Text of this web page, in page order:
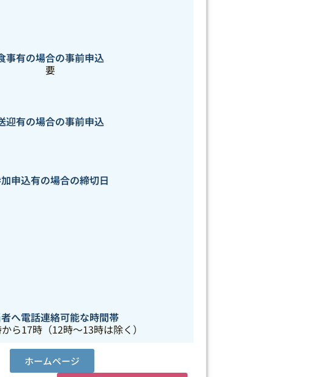
事有の場合の事前申込
要
迎有の場合の事前申込
申込有の場合の締切日
へ電話連絡可能な時間帯
ら17時（12時～13時は除く）
ホームページ